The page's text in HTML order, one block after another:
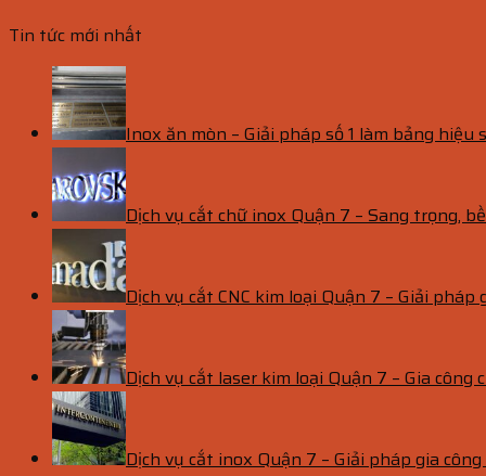
Tin tức mới nhất
Inox ăn mòn – Giải pháp số 1 làm bảng
Dịch vụ cắt chữ inox Quận 7 – Sang trọng,
Dịch vụ cắt CNC kim loại Quận 7 – Giải
Dịch vụ cắt laser kim loại Quận 7 – Gia
Dịch vụ cắt inox Quận 7 – Giải pháp gia